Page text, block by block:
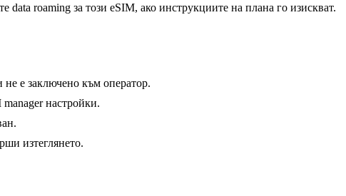
roaming за този eSIM, ако инструкциите на плана го изискват.
е заключено към оператор.
настройки.
изтеглянето.